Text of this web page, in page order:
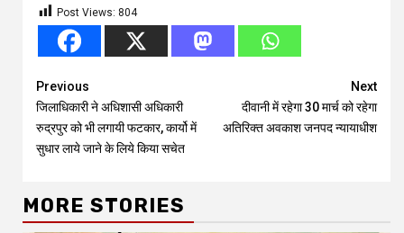
Post Views: 804
Continue
Reading
Previous
जिलाधिकारी ने अधिशासी अधिकारी
रुद्रपुर को भी लगायी फटकार, कार्यो में
सुधार लाये जाने के लिये किया सचेत
Next
दीवानी में रहेगा 30 मार्च को रहेगा
अतिरिक्त अवकाश जनपद न्यायाधीश
MORE STORIES